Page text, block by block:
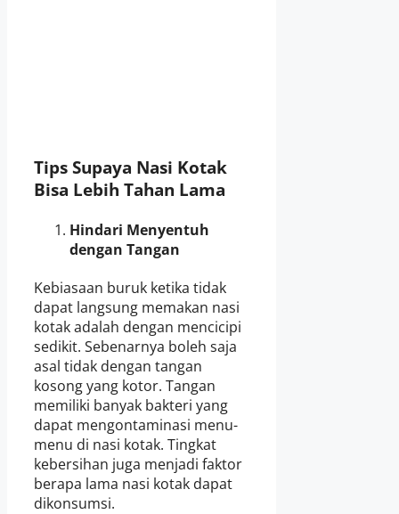
Tips Supaya Nasi Kotak
Bisa Lebih Tahan Lama
Hindari Menyentuh
dengan Tangan
Kebiasaan buruk ketika tidak
dapat langsung memakan nasi
kotak adalah dengan mencicipi
sedikit. Sebenarnya boleh saja
asal tidak dengan tangan
kosong yang kotor. Tangan
memiliki banyak bakteri yang
dapat mengontaminasi menu-
menu di nasi kotak. Tingkat
kebersihan juga menjadi faktor
berapa lama nasi kotak dapat
dikonsumsi.